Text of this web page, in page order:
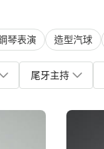
琴表演 造型汽球
尾牙主持